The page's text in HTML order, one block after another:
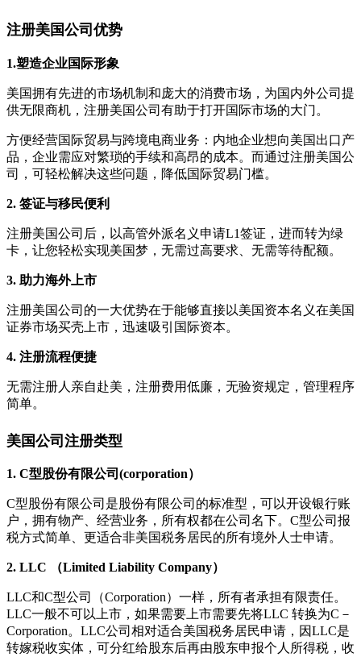
注册美国公司优势
1.塑造企业国际形象
美国拥有先进的市场机制和庞大的消费市场，为国内外公司提
供无限商机，注册美国公司有助于打开国际市场的大门。
方便经营国际贸易与跨境电商业务：内地企业想向美国出口产
品，企业需应对繁琐的手续和高昂的成本。而通过注册美国公
司，可轻松解决这些问题，降低国际贸易门槛。
2. 签证与移民便利
注册美国公司后，以高管外派名义申请L1签证，进而转为绿
卡，让您轻松实现美国梦，无需过高要求、无需等待配额。
3. 助力海外上市
注册美国公司的一大优势在于能够直接以美国资本名义在美国
证券市场买壳上市，迅速吸引国际资本。
4. 注册流程便捷
无需注册人亲自赴美，注册费用低廉，无验资规定，管理程序
简单。
美国公司注册类型
1. C型股份有限公司(corporation）
C型股份有限公司是股份有限公司的标准型，可以开设银行账
户，拥有物产、经营业务，所有权都在公司名下。C型公司报
税方式简单、更适合非美国税务居民的所有境外人士申请。
2. LLC （Limited Liability Company）
LLC和C型公司（Corporation）一样，所有者承担有限责任。
LLC一般不可以上市，如果需要上市需要先将LLC 转换为C－
Corporation。LLC公司相对适合美国税务居民申请，因LLC是
转嫁税收实体，可分红给股东后再由股东申报个人所得税，收